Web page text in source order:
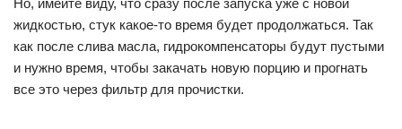
Но, имейте виду, что сразу после запуска уже с новой
жидкостью, стук какое-то время будет продолжаться. Так
как после слива масла, гидрокомпенсаторы будут пустыми
и нужно время, чтобы закачать новую порцию и прогнать
все это через фильтр для прочистки.